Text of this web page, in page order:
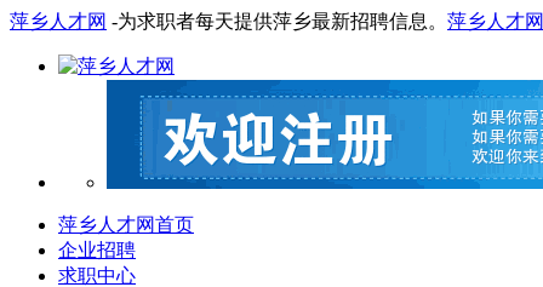
萍乡人才网 -为求职者每天提供萍乡最新招聘信息。 萍乡人才网
萍乡人才网首页
企业招聘
求职中心